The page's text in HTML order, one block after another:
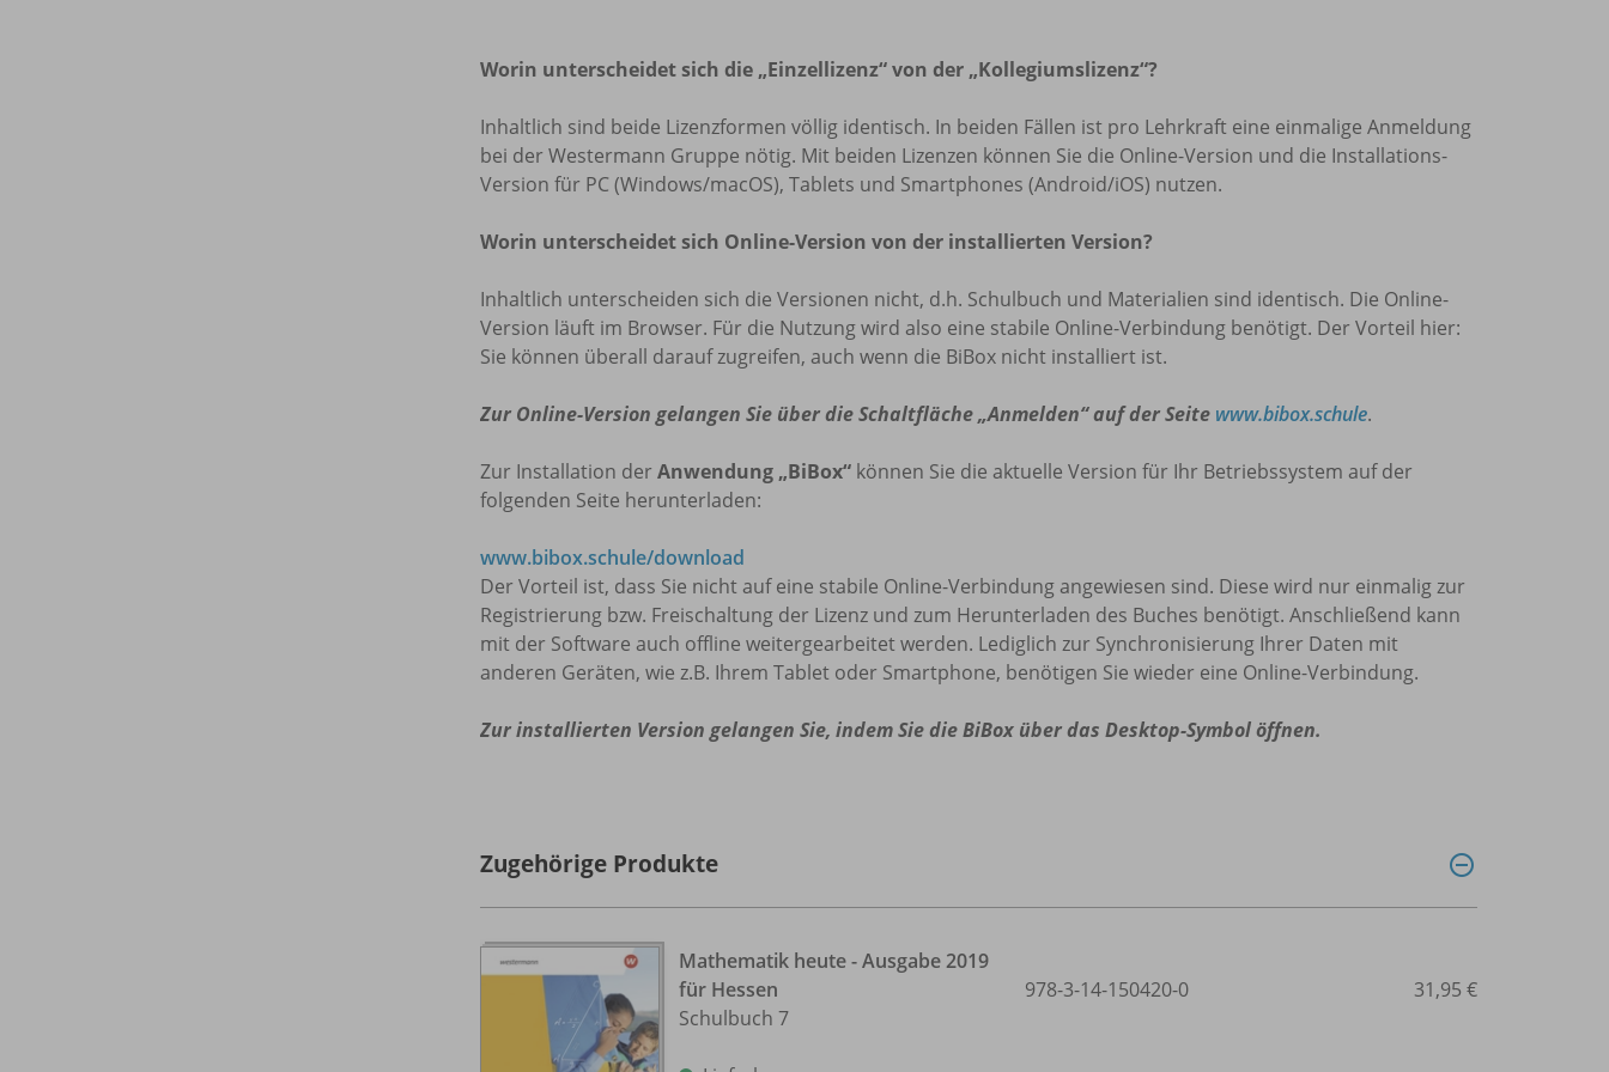
Worin unterscheidet sich die „Einzellizenz“ von der „Kollegiumslizenz“?
Inhaltlich sind beide Lizenzformen völlig identisch. In beiden Fällen ist pro Lehrkraft eine einmalige Anmeldung
bei der Westermann Gruppe nötig. Mit beiden Lizenzen können Sie die Online-Version und die Installations-
Version für PC (Windows/macOS), Tablets und Smartphones (Android/iOS) nutzen.
Worin unterscheidet sich Online-Version von der installierten Version?
Inhaltlich unterscheiden sich die Versionen nicht, d.h. Schulbuch und Materialien sind identisch. Die Online-
Version läuft im Browser. Für die Nutzung wird also eine stabile Online-Verbindung benötigt. Der Vorteil hier:
Sie können überall darauf zugreifen, auch wenn die BiBox nicht installiert ist.
Zur Online-Version gelangen Sie über die Schaltfläche „Anmelden“ auf der Seite www.bibox.schule.
Zur Installation der Anwendung „BiBox“ können Sie die aktuelle Version für Ihr Betriebssystem auf der
folgenden Seite herunterladen:
www.bibox.schule/download
Der Vorteil ist, dass Sie nicht auf eine stabile Online-Verbindung angewiesen sind. Diese wird nur einmalig zur
Registrierung bzw. Freischaltung der Lizenz und zum Herunterladen des Buches benötigt. Anschließend kann
mit der Software auch offline weitergearbeitet werden. Lediglich zur Synchronisierung Ihrer Daten mit
anderen Geräten, wie z.B. Ihrem Tablet oder Smartphone, benötigen Sie wieder eine Online-Verbindung.
Zur installierten Version gelangen Sie, indem Sie die BiBox über das Desktop-Symbol öffnen.
Zugehörige Produkte
Mathematik heute - Ausgabe 2019
für Hessen
Schulbuch 7
978-3-14-150420-0 31,95 €